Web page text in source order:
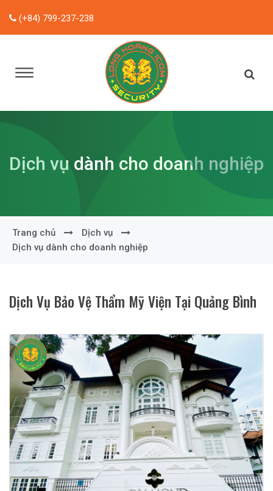
(+84) 799-237-238
Dịch vụ dành cho doanh nghiệp
Trang chủ
Dịch vụ
Dịch vụ dành cho doanh nghiệp
Dịch Vụ Bảo Vệ Thẩm Mỹ Viện Tại Quảng Bình